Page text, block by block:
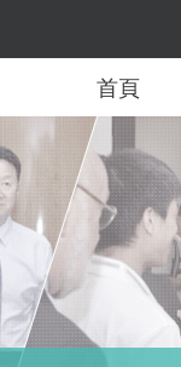
首頁